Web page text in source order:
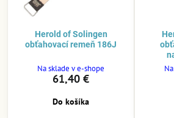
Herold of Solingen
obťahovací remeň 186J
Na sklade v e-shope
61,40 €
Do košíka